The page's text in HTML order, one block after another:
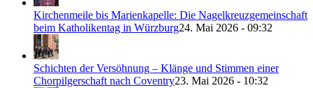
Kirchenmeile bis Marienkapelle: Die Nagelkreuzgemeinschaft
beim Katholikentag in Würzburg24. Mai 2026 - 09:32
Schichten der Versöhnung – Klänge und Stimmen einer
Chorpilgerschaft nach Coventry23. Mai 2026 - 10:32